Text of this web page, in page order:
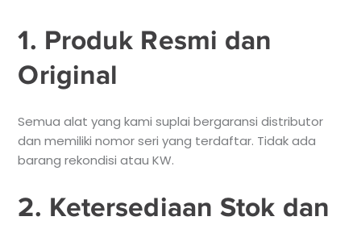
1. Produk Resmi dan
Original
Semua alat yang kami suplai bergaransi distributor
dan memiliki nomor seri yang terdaftar. Tidak ada
barang rekondisi atau KW.
2. Ketersediaan Stok dan